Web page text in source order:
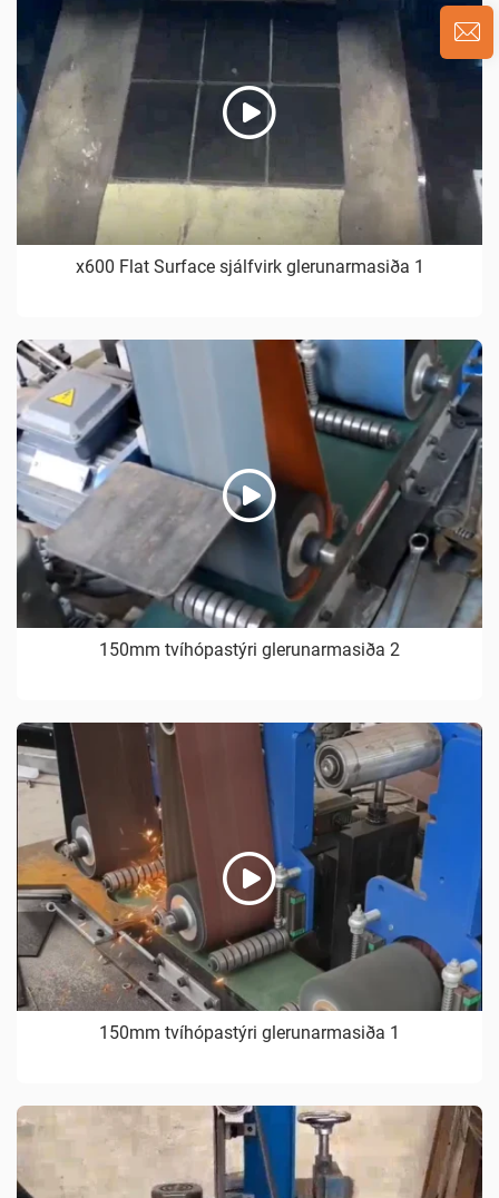
x600 Flat Surface sjálfvirk glerunarmasiða 1
150mm tvíhópastýri glerunarmasiða 2
150mm tvíhópastýri glerunarmasiða 1